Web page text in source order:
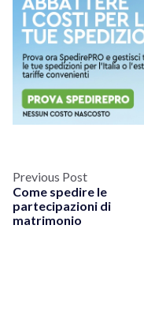
Previous Post
Come spedire le
partecipazioni di
matrimonio